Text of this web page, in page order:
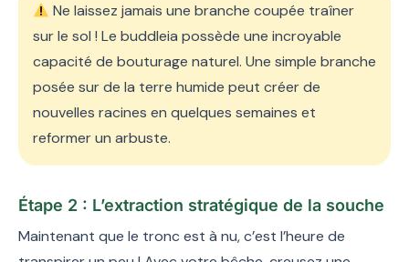
Ne laissez jamais une branche coupée traîner
sur le sol ! Le buddleia possède une incroyable
capacité de bouturage naturel. Une simple branche
posée sur de la terre humide peut créer de
nouvelles racines en quelques semaines et
reformer un arbuste.
Étape 2 : L’extraction stratégique de la souche
Maintenant que le tronc est à nu, c’est l’heure de